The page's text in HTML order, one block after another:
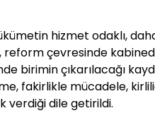
hizmet odaklı,
reform çevresinde
birimin çıkarılacağı
fakirlikle mücadele,
verdiği dile getirildi.